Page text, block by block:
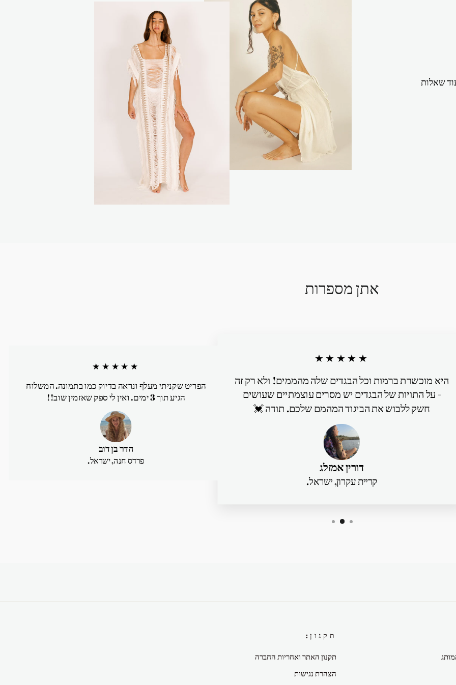
שאלות
אתן מספרות
★★★★★
היא מוכשרת ברמות וכל הבגדים שלה מהממים! ולא רק זה
- על התויות של הבגדים יש מסרים עוצמתיים שעושים
חשק ללבוש את הביגוד המהמם שלכם. תודה 💓
דורין אמזלג
קריית עקרון, ישראל.
★★★★★
הפריט שקניתי מעלף ונראה בדיוק כמו בתמונה. המשלוח
הגיע תוך 3 ימים. ואין לי ספק שאזמין שוב!!
הדר בן דוב
פרדס חנה, ישראל.
תקנון:
תקנון האתר ואחריות החברה
הצהרת נגישות